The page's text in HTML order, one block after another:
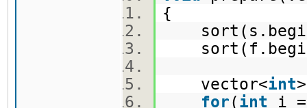
{
vector<int
for(int i